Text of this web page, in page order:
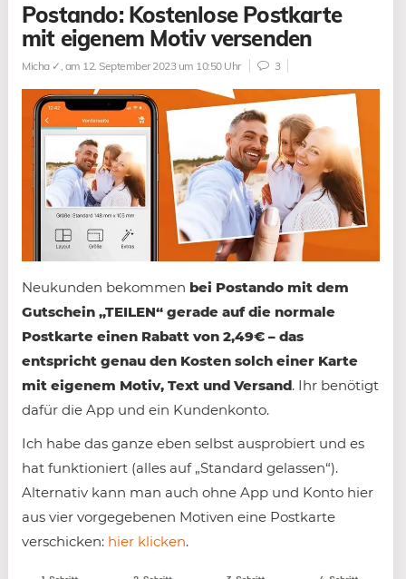
Postando: Kostenlose Postkarte
mit eigenem Motiv versenden
Micha ✓ , am 12. September 2023 um 10:50 Uhr 3
Neukunden bekommen bei Postando mit dem
Gutschein „TEILEN“ gerade auf die normale
Postkarte einen Rabatt von 2,49€ – das
entspricht genau den Kosten solch einer Karte
mit eigenem Motiv, Text und Versand. Ihr benötigt
dafür die App und ein Kundenkonto.
Ich habe das ganze eben selbst ausprobiert und es
hat funktioniert (alles auf „Standard gelassen“).
Alternativ kann man auch ohne App und Konto hier
aus vier vorgegebenen Motiven eine Postkarte
verschicken: hier klicken.